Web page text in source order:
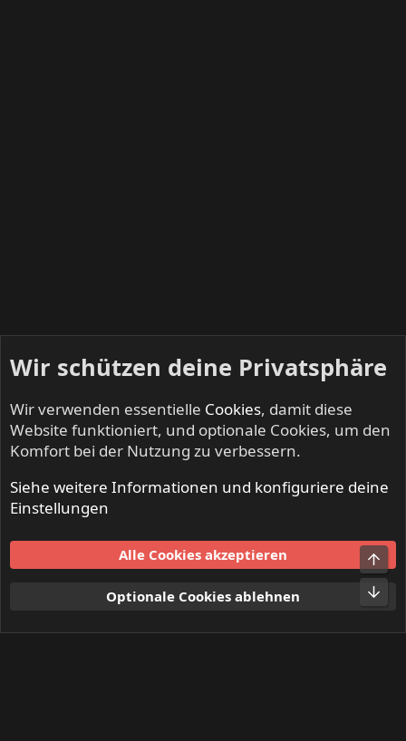
Mitglieder
Nutzungsbedingungen
Datenschutz
S
Wir schützen deine Privatsphäre
Wir verwenden essentielle Cookies, damit diese
Website funktioniert, und optionale Cookies, um den
Komfort bei der Nutzung zu verbessern.
Siehe weitere Informationen und konfiguriere deine
Einstellungen
Alle Cookies akzeptieren
Optionale Cookies ablehnen